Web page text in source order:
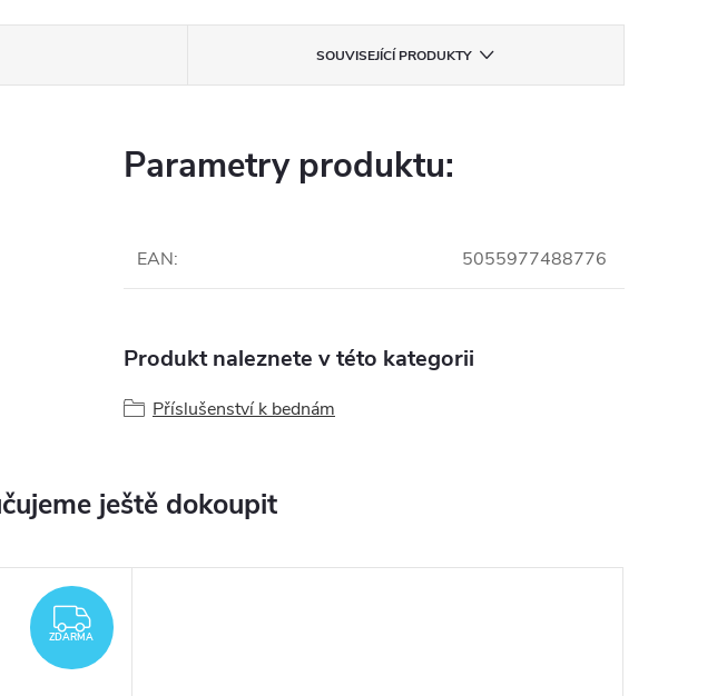
SOUVISEJÍCÍ PRODUKTY
Parametry produktu:
EAN: 5055977488776
Produkt naleznete v této kategorii
Příslušenství k bednám
ještě dokoupit
ZDARMA
ZDARMA